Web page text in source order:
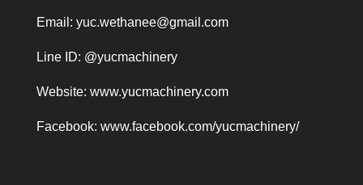
Email: yuc.wethanee@gmail.com
Line ID: @yucmachinery
Website: www.yucmachinery.com
Facebook: www.facebook.com/yucmachinery/